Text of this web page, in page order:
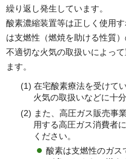
繰り返し発生しています。
酸素濃縮装置等は正しく使用
は支燃性（燃焼を助ける性質
不適切な火気の取扱いによっ
ます。
(1) 在宅酸素療法を受けて
火気の取扱いなどに十
(2) また、高圧ガス販売事
用する高圧ガス消費者
ください。
酸素は支燃性のガス